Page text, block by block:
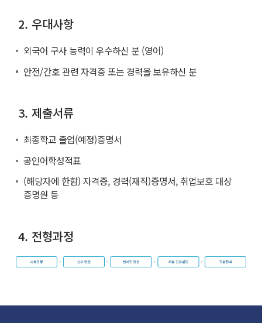
2. 우대사항
외국어 구사 능력이 우수하신 분 (영어)
안전/간호 관련 자격증 또는 경력을 보유하신 분
3. 제출서류
최종학교 졸업(예정)증명서
공인어학성적표
(해당자에 한함) 자격증, 경력(재직)증명서, 취업보호 대상
증명원 등
4. 전형과정